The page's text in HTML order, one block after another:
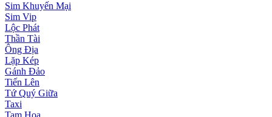
Sim Khuyến Mại
Sim Vip
Lộc Phát
Thần Tài
Ông Địa
Lặp Kép
Gánh Đảo
Tiến Lên
Tứ Quý Giữa
Taxi
Tam Hoa